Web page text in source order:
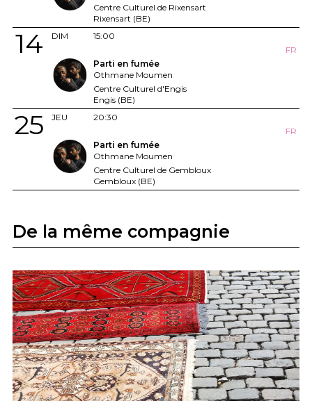
Centre Culturel de Rixensart
Rixensart (BE)
DIM
14
15:00
FR
Parti en fumée
Othmane Moumen
Centre Culturel d'Engis
Engis (BE)
JEU
25
20:30
FR
Parti en fumée
Othmane Moumen
Centre Culturel de Gembloux
Gembloux (BE)
De la même compagnie